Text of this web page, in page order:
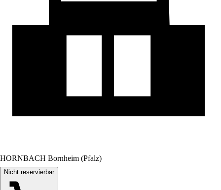
HORNBACH Bornheim (Pfalz)
Nicht reservierbar